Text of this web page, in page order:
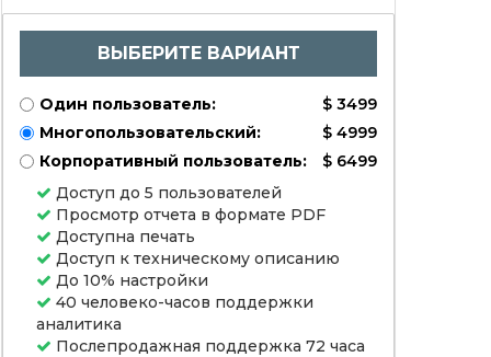
ВЫБЕРИТЕ ВАРИАНТ
Один пользователь:
$ 3499
Многопользовательский:
$ 4999
Корпоративный пользователь:
$ 6499
Доступ до 5 пользователей
Просмотр отчета в формате PDF
Доступна печать
Доступ к техническому описанию
До 10% настройки
40 человеко-часов поддержки
аналитика
Послепродажная поддержка 72 часа